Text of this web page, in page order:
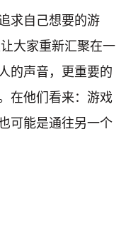
求⾃⼰想要的游
⼤家重新汇聚在⼀
的声⾳，更重要的
在他们看来：游戏
可能是通往另⼀个